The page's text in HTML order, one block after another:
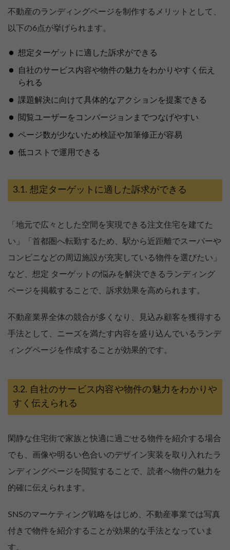
不動産のランディングページを制作するメリットとして、
以下の6点が挙げられます。
想定ターゲットに適した訴求ができる
自社のサービス内容や物件の魅力をわかりやすく伝え
られる
課題解決に向けて具体的なアクションを提案できる
閲覧ユーザーをコンバージョンまでつなげやすい
ページ数が少ないため検証や加筆修正が容易
低コストで運用できる
想定ターゲットに適した訴求ができる
「地元で広々とした空間を実現できる注文住宅を建てた
い」「首都圏へ転勤するため、駅から近距離でスーパーや
コンビニなどの周辺施設が充実している物件を選びたい」
など、想定 ターゲットの悩みを解決できるランディング
ページを掲載することで、訴求効果を高められます。
不動産業界全体の競合が多くなり、見込み顧客を獲得する
手法として、ニーズを満たす内容を盛り込んでいるランデ
ィングページを作成することが効果的です。
自社のサービス内容や物件の魅力をわかりや
すく伝えられる
閑静な住宅街で家族と快適に過ごせる物件を紹介する場合
でも、画像や明るい色合いのデザイン実装を取り入れたラ
ンディングページを閲覧することで、読者へ物件の魅力を
的確に伝えられます。
SNSのマーケティング戦略をはじめ、不動産事業では写真
付きで物件を紹介することが効果的な手法となっていま
す。